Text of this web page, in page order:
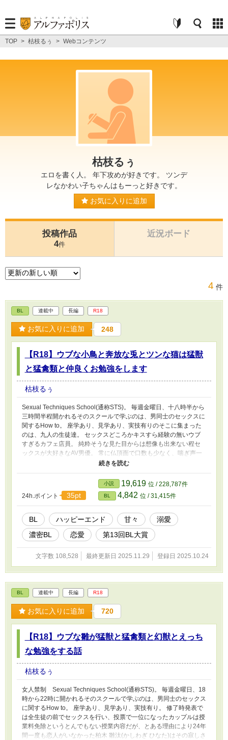
TOP > 枯枝るぅ > Webコンテンツ
枯枝るぅ
エロを書く人。 年下攻めが好きです。 ツンデ
レなかわい子ちゃんはもーっと好きです。
お気に入りに追加
投稿作品
4件
近況ボード
4 件
BL 連載中 長編 R18
お気に入りに追加 248
【R18】ウブな小鳥と奔放な兎とツンな猫は猛獣
と猛禽類と仲良くお勉強をします
枯枝るぅ
Sexual Techniques School(通称STS)。 毎週金曜日、十八時半から
三時間半程開かれるそのスクールで学ぶのは、男同士のセックスに
関するHow to。 座学あり、見学あり、実技有りのそこに集まった
のは、九人の生徒達。 セックスどころかキスすら経験の無いウブ
すぎるカフェ店員。 純粋そうな見た目からは想像も出来ない程セ
ックスが大好きなAV男優。 常に仏頂面で口数も少なく、喘ぎ声一
つ上げない会社員。 三人のネコが、犬系大学生、関西弁のウリセ
ンのボーイ、寡黙な新人AV男優、モデルのようなビジュアルのパ
ーソナルトレーナー、コミュ力お化けの会社員、王子様のようにキ
ラキラした謎多き男、六人のタチと共にエッチなお勉強をするお
話。 （R18には※印つけます） ------------------------------------------ 以
前こちらに投稿していた、【ウブな雛が猛獣と猛禽類と幻獣とえっ
ちな勉強をする話】は、読み返してみた時に設定が甘く自分自身が
楽しめなかったこと、納得のいくラストに持っていけそうに無かっ
たことなどがあり、非公開とさせて頂きました。 責任を持って完
雛が～】の設定を大幅に変更し、登場人物も増やしたリメイク版と
24h.ポイント 35pt
小説 19,619 位 / 228,787件
BL 4,842 位 / 31,415件
BL ハッピーエンド 甘々
溺愛
濃密BL
恋愛 第13回BL大賞
文字数 108,528 最終更新日 2025.11.29 登録日 2025.10.24
BL 連載中 長編 R18
お気に入りに追加 720
【R18】ウブな雛が猛獣と猛禽類と幻獣とえっち
な勉強をする話
枯枝るぅ
女人禁制 Sexual Techniques School(通称STS)。 毎週金曜日、18
時から22時に開かれるそのスクールで学ぶのは、男同士のセックス
に関するHow to。 座学あり、見学あり、実技有り。 修了時発表で
は全生徒の前でセックスを行い、投票で一位になったカップルは授
業料免除というとんでもない授業内容だが、とある理由により24年
間一度も恋人がいなかった柏木 雛汰(かしわぎ ひなた)はその寂しさ